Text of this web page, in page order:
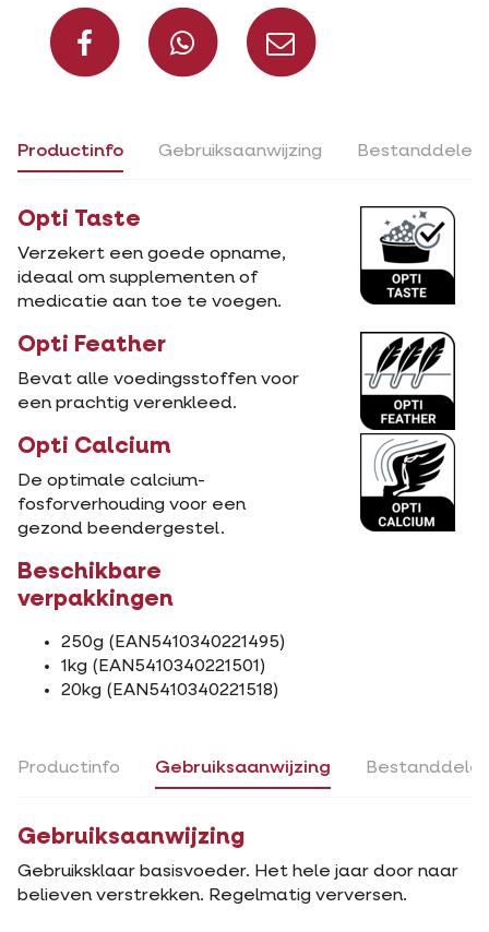
Deel op Facebook
Deel via
Productinfo Gebruiksaanwijzing Bestanddelen
Opti Taste
Verzekert een goede opname,
ideaal om supplementen of
medicatie aan toe te voegen.
Opti Feather
Bevat alle voedingsstoffen voor
een prachtig verenkleed.
Opti Calcium
De optimale calcium-
fosforverhouding voor een
gezond beendergestel.
Beschikbare
verpakkingen
250g (EAN5410340221495)
1kg (EAN5410340221501)
20kg (EAN5410340221518)
Productinfo Gebruiksaanwijzing
Gebruiksaanwijzing
Gebruiksklaar basisvoeder. Het hele jaar door naar
believen verstrekken. Regelmatig verversen.